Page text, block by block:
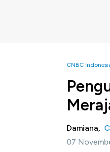
CNBC
Damiana,
07